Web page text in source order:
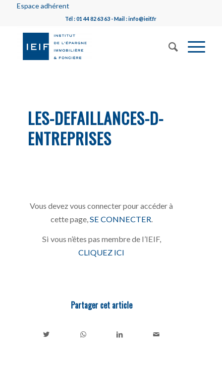
Espace adhérent
Tél : 01 44 82 63 63 - Mail : info@ieif.fr
LES-DEFAILLANCES-D-
ENTREPRISES
Vous devez vous connecter pour accéder à
cette page, SE CONNECTER
Si vous n’êtes pas membre de l’IEIF,
CLIQUEZ ICI
Partager cet article